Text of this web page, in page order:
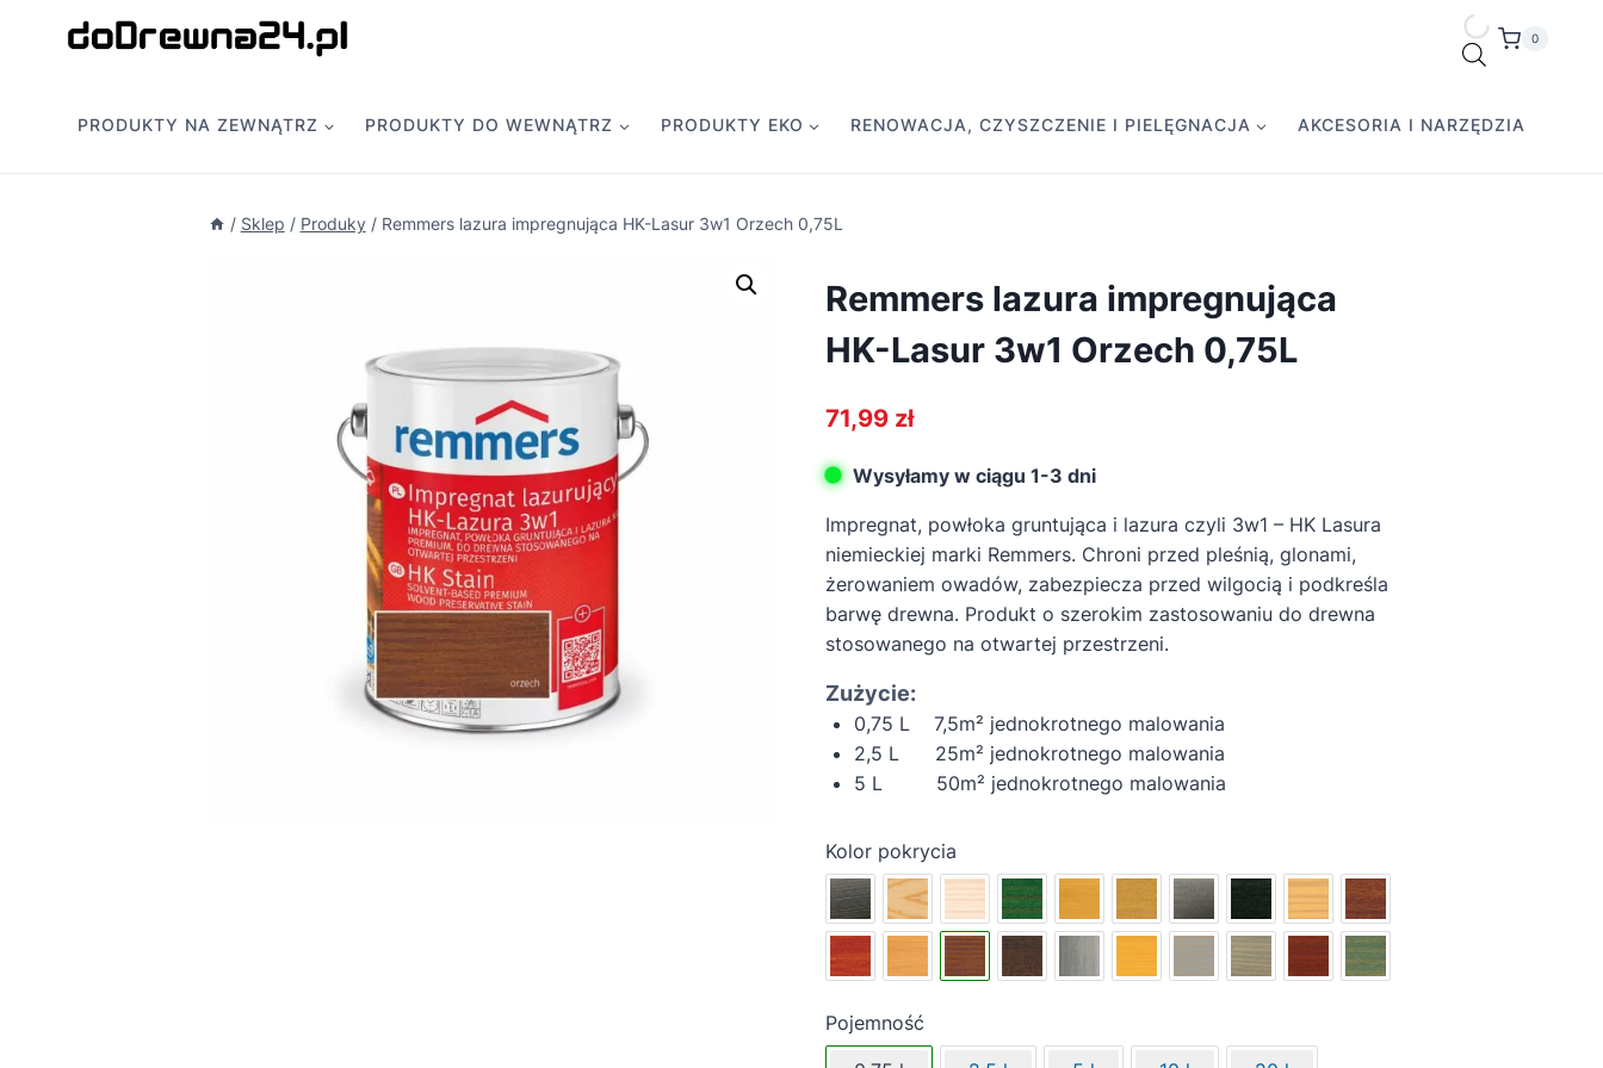
0
PRODUKTY NA ZEWNĄTRZ PRODUKTY DO WEWNĄTRZ PRODUKTY EKO RENOWACJA, CZYSZCZENIE I PIELĘGNACJA AKCESORIA I NARZĘDZIA
/ Sklep / Produky / Remmers lazura impregnująca HK-Lasur 3w1 Orzech 0,75L
Remmers lazura impregnująca
HK-Lasur 3w1 Orzech 0,75L
71,99 zł
Wysyłamy w ciągu 1-3 dni
Impregnat, powłoka gruntująca i lazura czyli 3w1 – HK Lasura
niemieckiej marki Remmers. Chroni przed pleśnią, glonami,
żerowaniem owadów, zabezpiecza przed wilgocią i podkreśla
barwę drewna. Produkt o szerokim zastosowaniu do drewna
stosowanego na otwartej przestrzeni.
Zużycie:
0,75 L 7,5m² jednokrotnego malowania
2,5 L 25m² jednokrotnego malowania
5 L 50m² jednokrotnego malowania
Kolor pokrycia
Pojemność